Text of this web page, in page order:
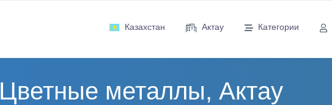
Казахстан Актау Категории
Цветные металлы, Актау